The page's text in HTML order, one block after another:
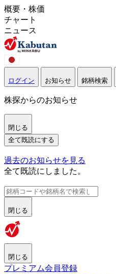
概要・株価
チャート
ニュース
ログイン お知らせ 銘柄検索
株探からのお知らせ
閉じる
全て既読にする
過去のお知らせを見る
全て既読にしました。
閉じる
閉じる
プレミアム会員登録